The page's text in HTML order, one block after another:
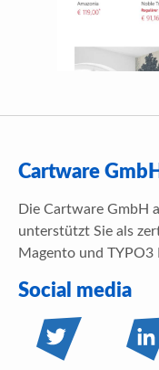
Cartware GmbH
Die Cartware GmbH
unterstützt Sie als
Magento und TYPO3
Social media